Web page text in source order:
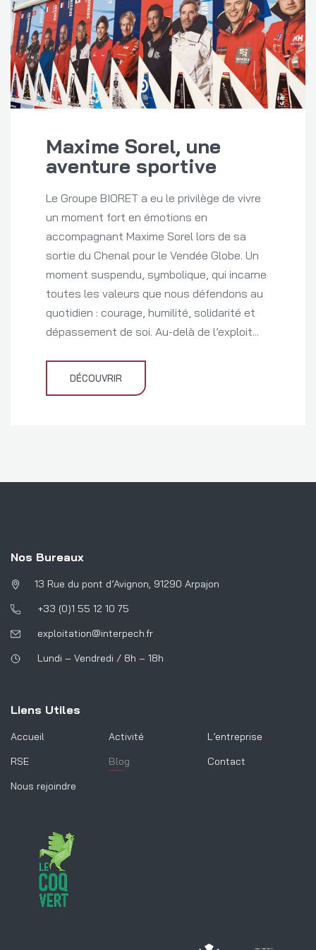
Maxime Sorel, une
aventure sportive
Le Groupe BIORET a eu le privilège de vivre
un moment fort en émotions en
accompagnant Maxime Sorel lors de sa
sortie du Chenal pour le Vendée Globe. Un
moment suspendu, symbolique, qui incarne
toutes les valeurs que nous défendons au
quotidien : courage, humilité, solidarité et
dépassement de soi. Au-delà de l’exploit...
DÉCOUVRIR
Nos Bureaux
13 Rue du pont d’Avignon, 91290 Arpajon
+33 (0)1 55 12 10 75
exploitation@interpech.fr
Lundi – Vendredi / 8h – 18h
Liens Utiles
Accueil Activité
L’entreprise
RSE
Blog
Contact
Nous rejoindre